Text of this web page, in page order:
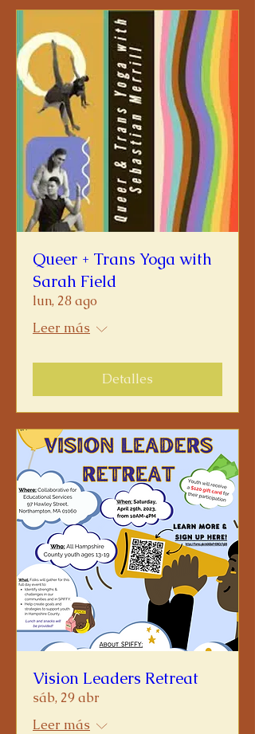
Queer + Trans Yoga with
Sarah Field
lun, 28 ago
Leer más
Detalles
Vision Leaders Retreat
sáb, 29 abr
Leer más